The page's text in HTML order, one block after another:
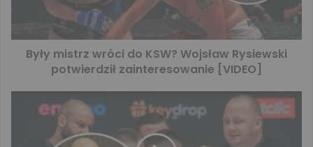
Były mistrz wróci do KSW? Wojsław Rysiewski
potwierdził zainteresowanie [VIDEO]